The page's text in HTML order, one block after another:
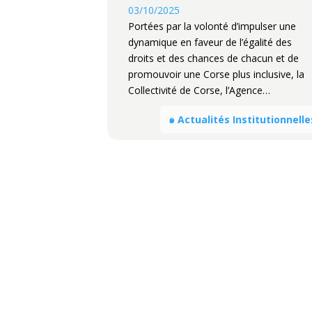
03/10/2025
Portées par la volonté d’impulser une
dynamique en faveur de l’égalité des
droits et des chances de chacun et de
promouvoir une Corse plus inclusive, la
Collectivité de Corse, l’Agence…
๑ Actualités